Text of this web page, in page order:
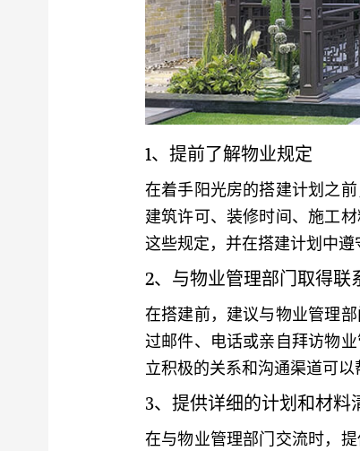
1、提前了解物业规定
在着手阳光房的搭建计划之
建筑许可、装修时间、施工
这些规定，并在搭建计划中遵
2、与物业管理部门取得联
在搭建前，建议与物业管理
过邮件、电话或亲自拜访物
立积极的关系和沟通渠道可以
3、提供详细的计划和材料
在与物业管理部门交流时，